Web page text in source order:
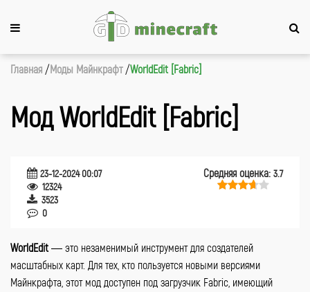
Главная Моды Майнкрафт WorldEdit [Fabric]
Мод WorldEdit [Fabric]
23-12-2024 00:07
12324
3523
0
Средняя оценка: 3.7
WorldEdit — это незаменимый инструмент для создателей
масштабных карт. Для тех, кто пользуется новыми версиями
Майнкрафта, этот мод доступен под загрузчик Fabric, имеющий